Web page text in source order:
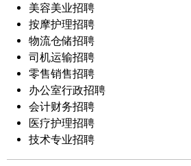
美容美业招聘
按摩护理招聘
物流仓储招聘
司机运输招聘
零售销售招聘
办公室行政招聘
会计财务招聘
医疗护理招聘
技术专业招聘